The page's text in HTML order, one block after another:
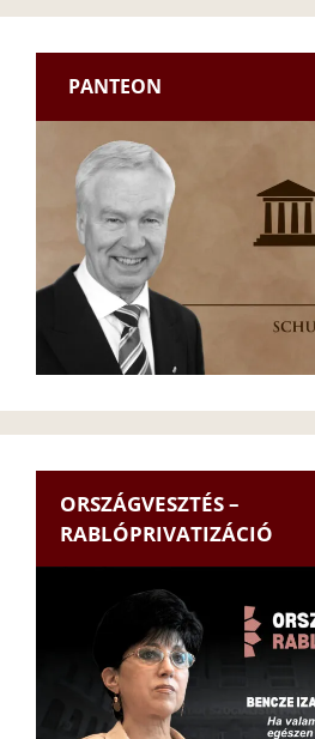
PANTEON
ORSZÁGVESZTÉS –
RABLÓPRIVATIZÁCIÓ